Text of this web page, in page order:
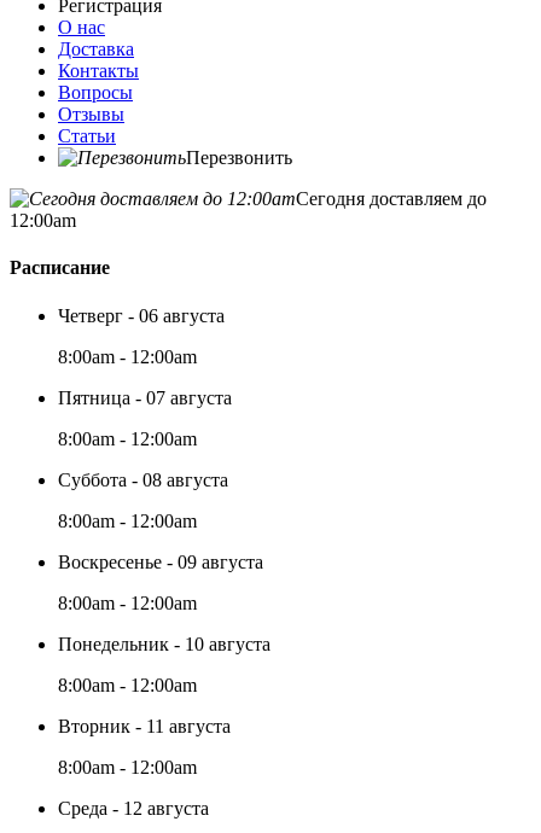
Регистрация
О нас
Доставка
Контакты
Вопросы
Отзывы
Статьи
Перезвонить
Сегодня доставляем до
12:00am
Расписание
Четверг - 06 августа
8:00am - 12:00am
Пятница - 07 августа
8:00am - 12:00am
Суббота - 08 августа
8:00am - 12:00am
Воскресенье - 09 августа
8:00am - 12:00am
Понедельник - 10 августа
8:00am - 12:00am
Вторник - 11 августа
8:00am - 12:00am
Среда - 12 августа